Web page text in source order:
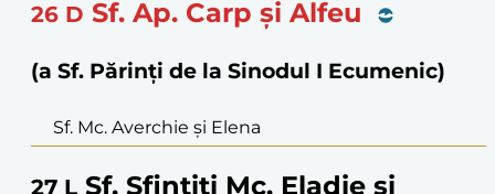
26 D Sf. Ap. Carp și Alfeu
(a Sf. Părinți de la Sinodul I Ecumenic)
Sf. Mc. Averchie și Elena
27 L Sf. Sfințiți Mc. Eladie și